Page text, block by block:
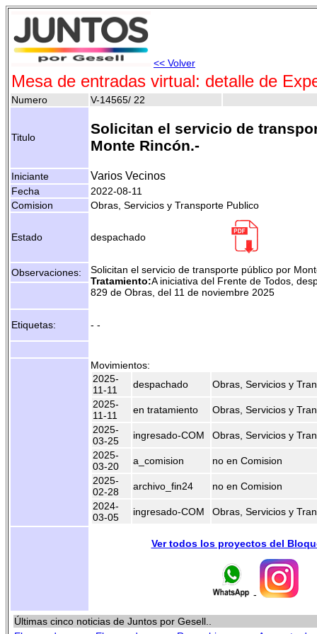
<< Volver
Mesa de entradas virtual: detalle de
Numero V-14565/ 22
Titulo
Solicitan el servicio de
Monte Rincón.-
Iniciante Varios Vecinos
Fecha
2022-08-11
Comision
Obras, Servicios y Transporte Publico
Estado despachado
Observaciones:
Solicitan el servicio de transporte público por
Tratamiento:A iniciativa del Frente de Todos,
829 de Obras, del 11 de noviembre 2025
Etiquetas: - -
Movimientos:
2025-
11-11
despachado
Obras, Servicios y
2025-
11-11
en tratamiento
Obras, Servicios y
2025-
03-25
ingresado-COM
Obras, Servicios y
2025-
03-20
a_comision
no en Comision
2025-
02-28
archivo_fin24
no en Comision
2024-
03-05
ingresado-COM Obras, Servicios y
Ver todos los proyectos del
-
Últimas cinco noticias de Juntos por Gesell..